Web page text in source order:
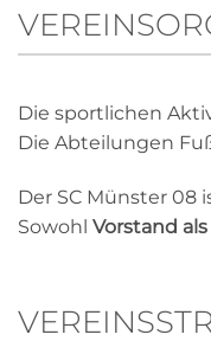
Die sportlichen
Die Abteilungen
Der SC Münster 08
Sowohl Vorstand